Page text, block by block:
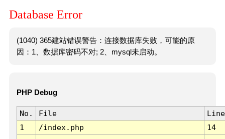
Database Error
(1040) 365建站错误警告：连接数据库失败，可能的原
因：1、数据库密码不对; 2、mysql未启动。
PHP Debug
No. File
Line
1
/index.php 14